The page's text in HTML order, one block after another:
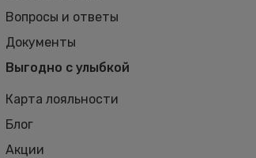
Вопросы и ответы
Документы
Выгодно с улыбкой
Карта лояльности
Блог
Акции